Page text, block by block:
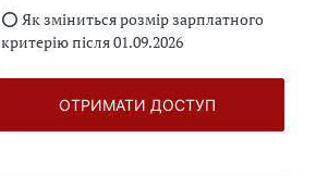
⭕️ Як зміниться розмір зарплатного
критерію після 01.09.2026
ОТРИМАТИ ДОСТУП